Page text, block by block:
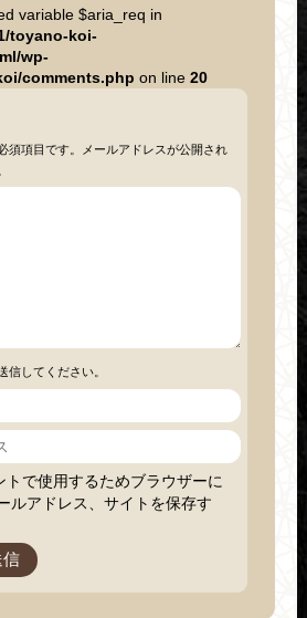
variable $aria_req in
toyano-koi-
wp-
comments.php on line 20
須項目です。メールアドレスが公開され
信してください。
トで使用するためブラウザーに
ルアドレス、サイトを保存す